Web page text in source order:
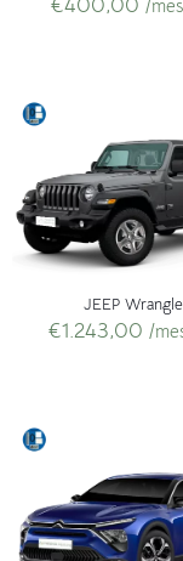
/
JEEP
€1.243,00 /